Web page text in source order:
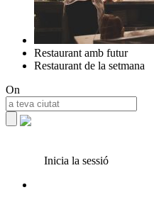
Restaurant amb futur
Restaurant de la setmana
On
Inicia la sessió